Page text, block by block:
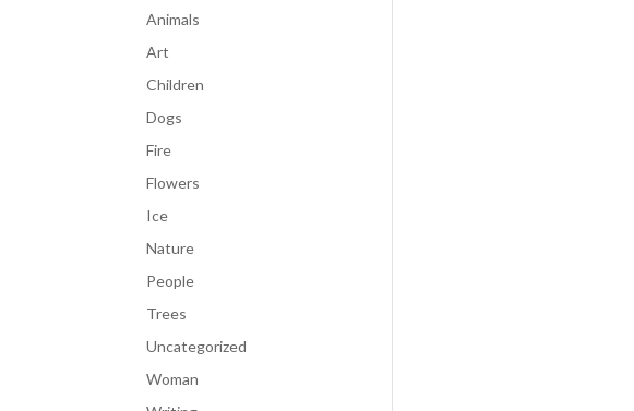
Animals
Art
Children
Dogs
Fire
Flowers
Ice
Nature
People
Trees
Uncategorized
Woman